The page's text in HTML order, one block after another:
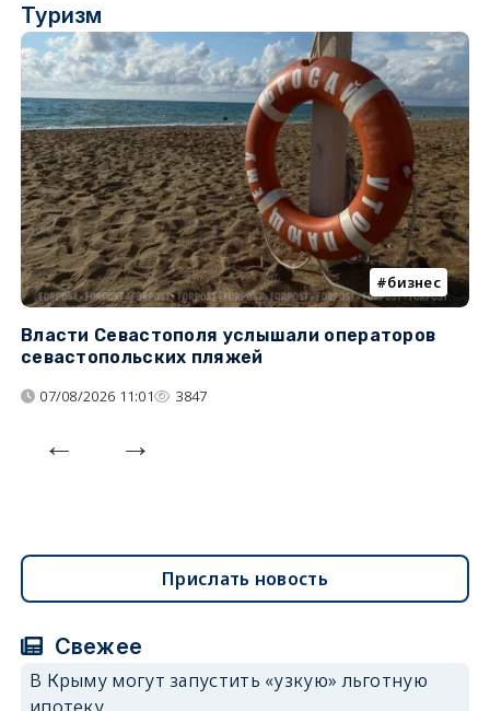
Туризм
бизнес
Власти Севастополя услышали операторов
севастопольских пляжей
07/08/2026 11:01 3847
Прислать новость
Свежее
В Крыму могут запустить «узкую» льготную